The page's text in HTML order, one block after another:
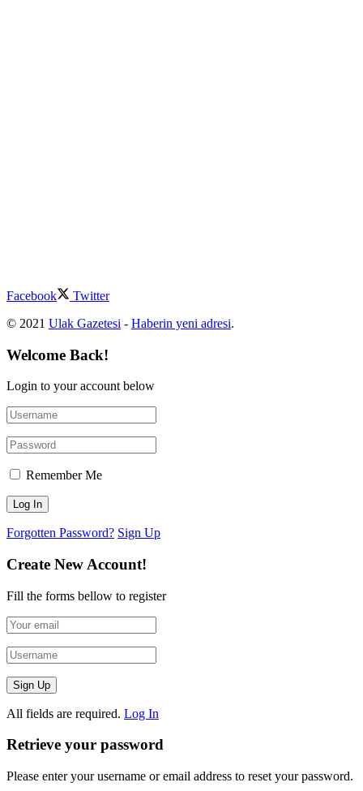
Facebook
Twitter
© 2021 Ulak Gazetesi - Haberin yeni adresi.
Welcome Back!
Login to your account below
Remember Me
Forgotten Password? Sign Up
Create New Account!
Fill the forms bellow to register
All fields are required. Log In
Retrieve your password
Please enter your username or email address to reset your password.